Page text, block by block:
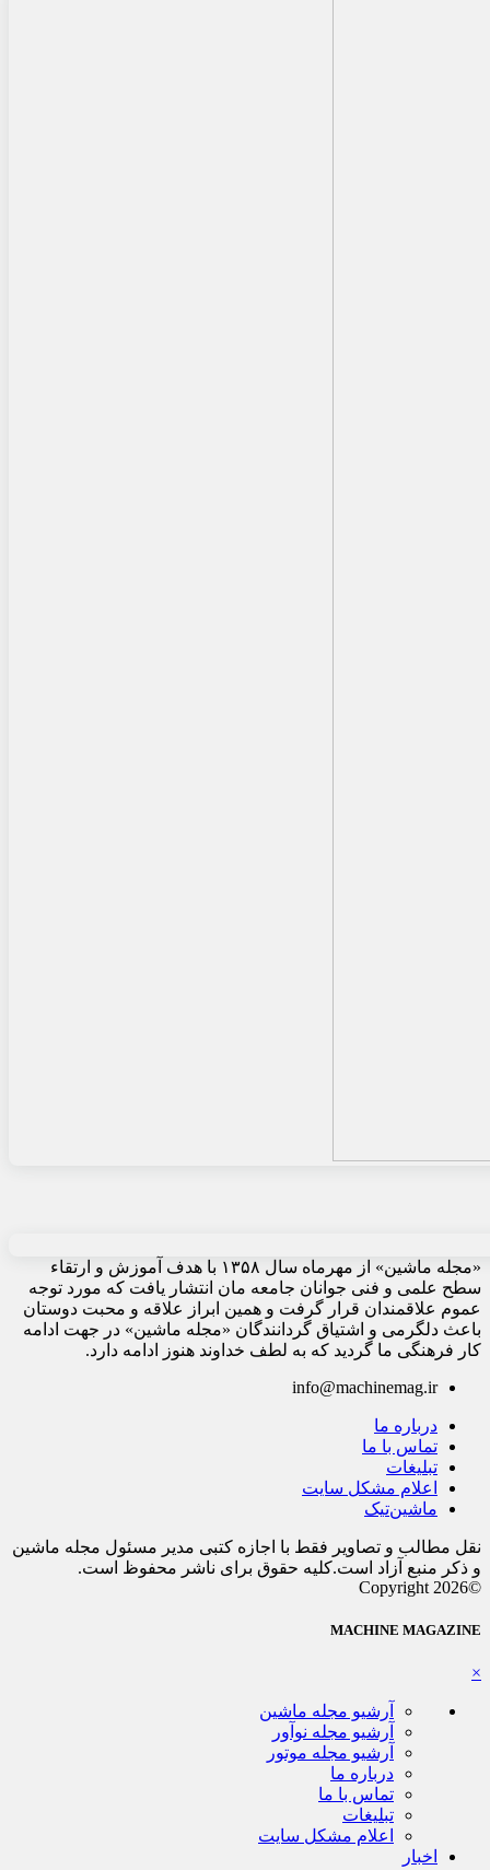
«مجله ماشین» از مهرماه سال ۱۳۵۸ با هدف آموزش و ارتقاء
سطح علمی و فنی جوانان جامعه مان انتشار یافت که مورد توجه
عموم علاقمندان قرار گرفت و همین ابراز علاقه و محبت دوستان
باعث دلگرمی و اشتیاق گردانندگان «مجله ماشین» در جهت ادامه
کار فرهنگی ما گردید که به لطف خداوند هنوز ادامه دارد.
info@machinemag.ir
درباره ما
تماس با ما
تبلیغات
اعلام مشکل سایت
ماشین‌تیک
نقل مطالب و تصاویر فقط با اجازه کتبی مدیر مسئول مجله ماشین
و ذکر منبع آزاد است.کلیه حقوق برای ناشر محفوظ است.
©Copyright 2026
MACHINE MAGAZINE
×
آرشیو مجله ماشین
آرشیو مجله نوآور
آرشیو مجله موتور
درباره ما
تماس با ما
تبلیغات
اعلام مشکل سایت
اخبار